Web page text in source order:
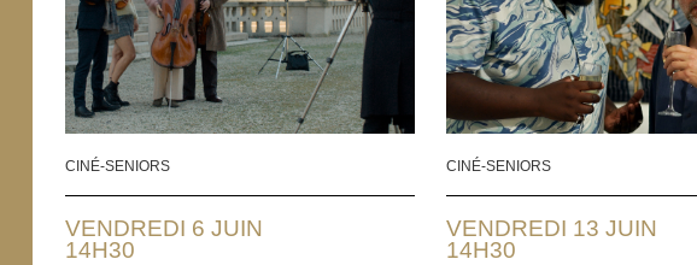
CINÉ-SENIORS
VENDREDI 6 JUIN
14H30
CINÉ-SENIORS
VENDREDI 13 JUIN
14H30